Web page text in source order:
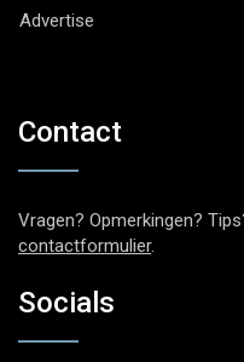
Advertise
Contact
Vragen? Opmerkingen?
contactformulier.
Socials